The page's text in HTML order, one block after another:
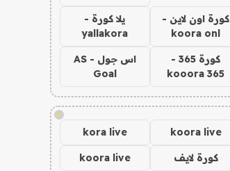
كورة اون لاين -
koora onl
يلا كورة -
yallakora
كورة 365 -
kooora 365
اس جول - AS
Goal
!
koora live
kora live
كورة لايف koora live